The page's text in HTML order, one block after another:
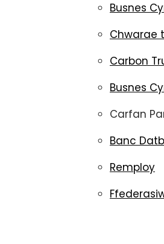
Busnes
Chwarae
Carbon
Busnes
Carfan
Banc
Remploy